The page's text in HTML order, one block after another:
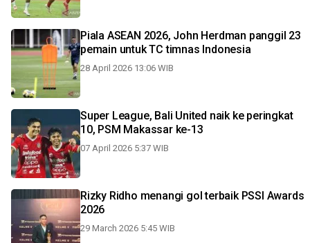
Piala ASEAN 2026, John Herdman panggil 23
pemain untuk TC timnas Indonesia
28 April 2026 13:06 WIB
Super League, Bali United naik ke peringkat
10, PSM Makassar ke-13
07 April 2026 5:37 WIB
Rizky Ridho menangi gol terbaik PSSI Awards
2026
29 March 2026 5:45 WIB